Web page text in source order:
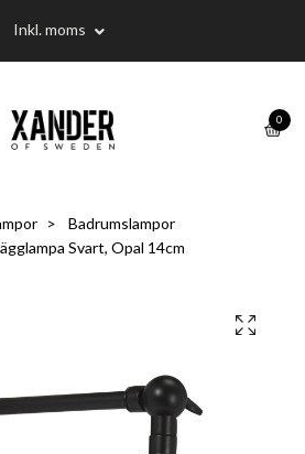
Inkl. moms
0
Badrumslampor
Svart, Opal 14cm